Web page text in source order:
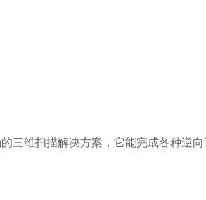
维扫描解决方案，它能完成各种逆向